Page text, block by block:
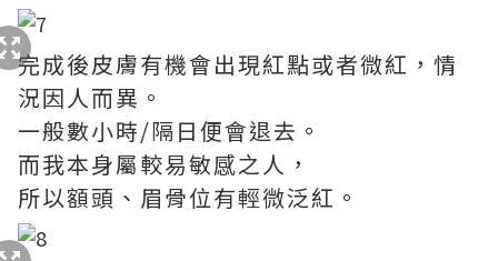
完成後皮膚有機會出現紅點或者微紅，情
況因人而異。
一般數小時/隔日便會退去。
而我本身屬較易敏感之人，
所以額頭、眉骨位有輕微泛紅。